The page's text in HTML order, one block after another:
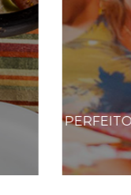
PERFEITO PARA